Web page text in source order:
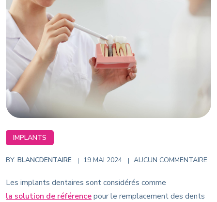
IMPLANTS
BY: BLANCDENTAIRE 19 MAI 2024 AUCUN COMMENTAIRE
Les implants dentaires sont considérés comme
la solution de référencepour le remplacement des dents